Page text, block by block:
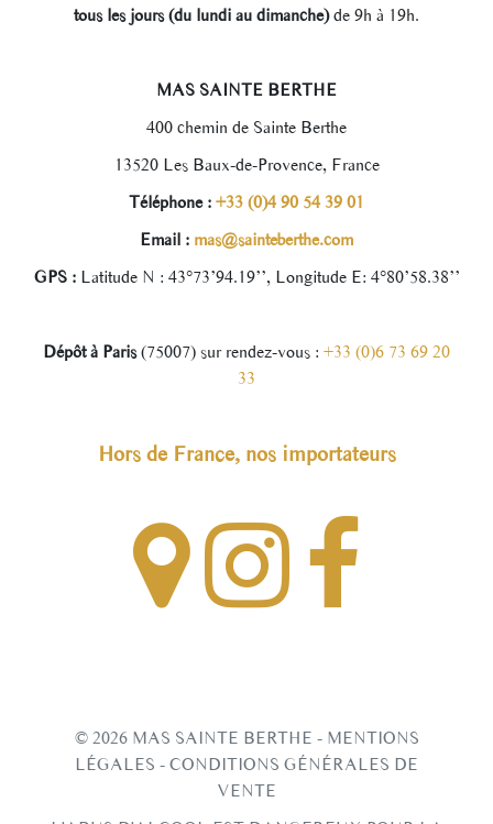
tous les jours (du lundi au dimanche)de 9h à 19h.
MAS SAINTE BERTHE
400 chemin de Sainte Berthe
13520 Les Baux-de-Provence, France
Téléphone : +33 (0)4 90 54 39 01
Email : mas@sainteberthe.com
GPS :Latitude N : 43°73’94.19’’, Longitude E: 4°80’58.38’’
Dépôt à Paris(75007) sur rendez-vous : +33 (0)6 73 69 20
33
Hors de France, nos importateurs
© 2026 MAS SAINTE BERTHE - MENTIONS
LÉGALES - CONDITIONS GÉNÉRALES DE
VENTE